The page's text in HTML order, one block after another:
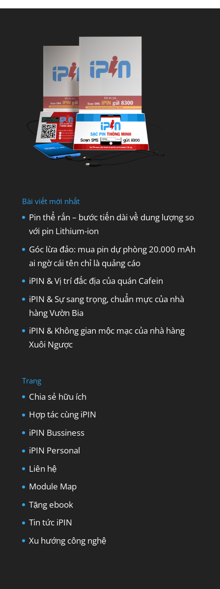
Bài viết mới nhất
Pin thể rắn – bước tiến dài về dung lượng so
với pin Lithium-ion
Góc lừa đảo: mua pin dự phòng 20.000 mAh
ai ngờ cái tên chỉ là quảng cáo
iPIN & Vị trí đắc địa của quán Cafein
iPIN & Sự sang trọng, chuẩn mực của nhà
hàng Vườn Bia
iPIN & Không gian mộc mạc của nhà hàng
Xuôi Ngược
Trang
Chia sẻ hữu ích
Hợp tác cùng iPIN
iPIN Bussiness
iPIN Personal
Liên hệ
Module Map
Tặng ebook
Tin tức iPIN
Xu hướng công nghệ